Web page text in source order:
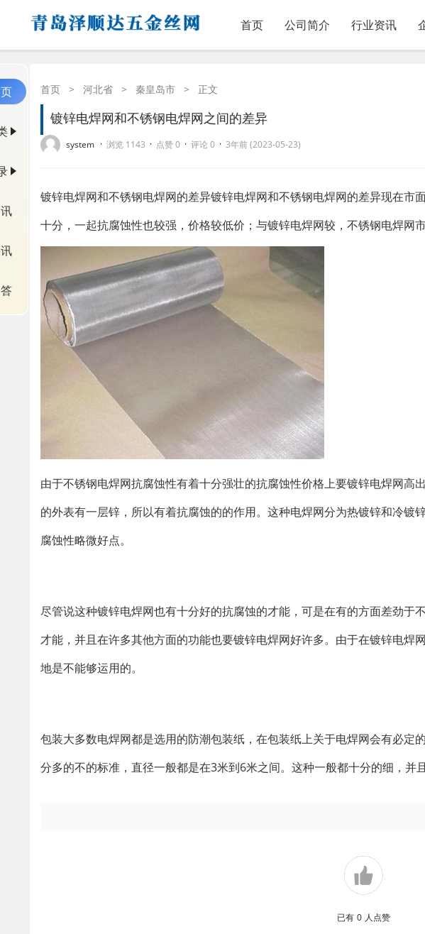
首页 公司简介 行业资讯
首页 > 河北省 > 秦皇岛市 > 正文
镀锌电焊网和不锈钢电焊网之间的差异
system · 浏览 1143 · 点赞 0 · 评论 0 · 3年前 (2023-05-23)
镀锌电焊网和不锈钢电焊网的差异镀锌电焊网和不锈钢电焊网的差异现在市
十分，一起抗腐蚀性也较强，价格较低价；与镀锌电焊网较，不锈钢电焊网
由于不锈钢电焊网抗腐蚀性有着十分强壮的抗腐蚀性价格上要镀锌电焊网高
的外表有一层锌，所以有着抗腐蚀的的作用。这种电焊网分为热镀锌和冷镀
腐蚀性略微好点。
尽管说这种镀锌电焊网也有十分好的抗腐蚀的才能，可是在有的方面差劲于
才能，并且在许多其他方面的功能也要镀锌电焊网好许多。由于在镀锌电焊
地是不能够运用的。
包装大多数电焊网都是选用的防潮包装纸，在包装纸上关于电焊网会有必定
分多的不的标准，直径一般都是在3米到6米之间。这种一般都十分的细，并
已有 0 人点赞